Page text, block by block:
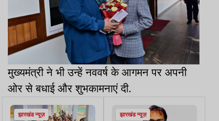
मुख्यमंत्री ने भी उन्हें नववर्ष के आगमन पर अपनी
ओर से बधाई और शुभकामनाएं दी.
झारखंड न्यूज़ झारखंड न्यूज़